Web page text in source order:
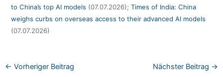
to China’s top AI models (07.07.2026);Times of India: China
weighs curbs on overseas access to their advanced AI models
(07.07.2026)
← Vorheriger Beitrag Nächster Beitrag →